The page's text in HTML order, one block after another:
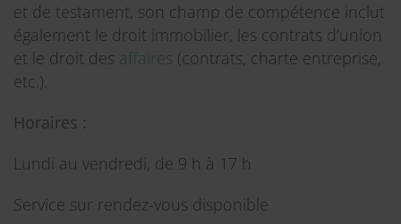
et de testament, son champ de compétence inclut
également le droit immobilier, les contrats d’union
et le droit des affaires (contrats, charte entreprise,
etc.).
Horaires :
Lundi au vendredi, de 9 h à 17 h
Service sur rendez-vous disponible